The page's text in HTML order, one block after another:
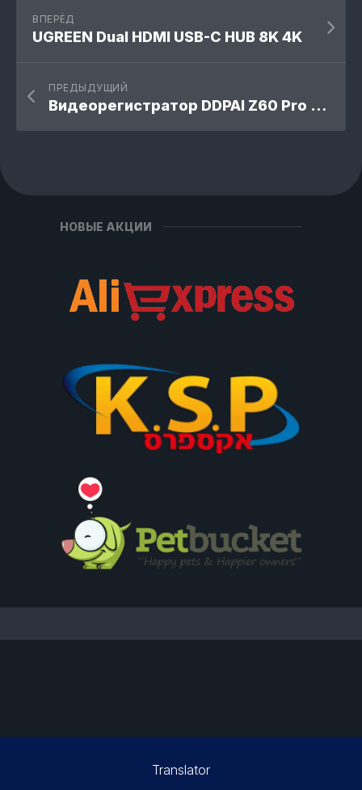
ВПЕРЁД
UGREEN Dual HDMI USB-C HUB 8K 4K
ПРЕДЫДУЩИЙ
Видеорегистратор DDPAI Z60 Pro 4K
НОВЫЕ АКЦИИ